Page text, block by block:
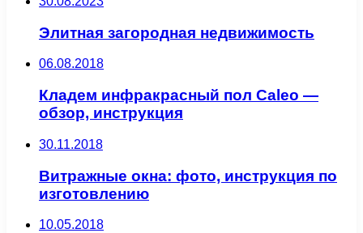
Элитная загородная недвижимость
06.08.2018
Кладем инфракрасный пол Caleo —
обзор, инструкция
30.11.2018
Витражные окна: фото, инструкция по
изготовлению
10.05.2018